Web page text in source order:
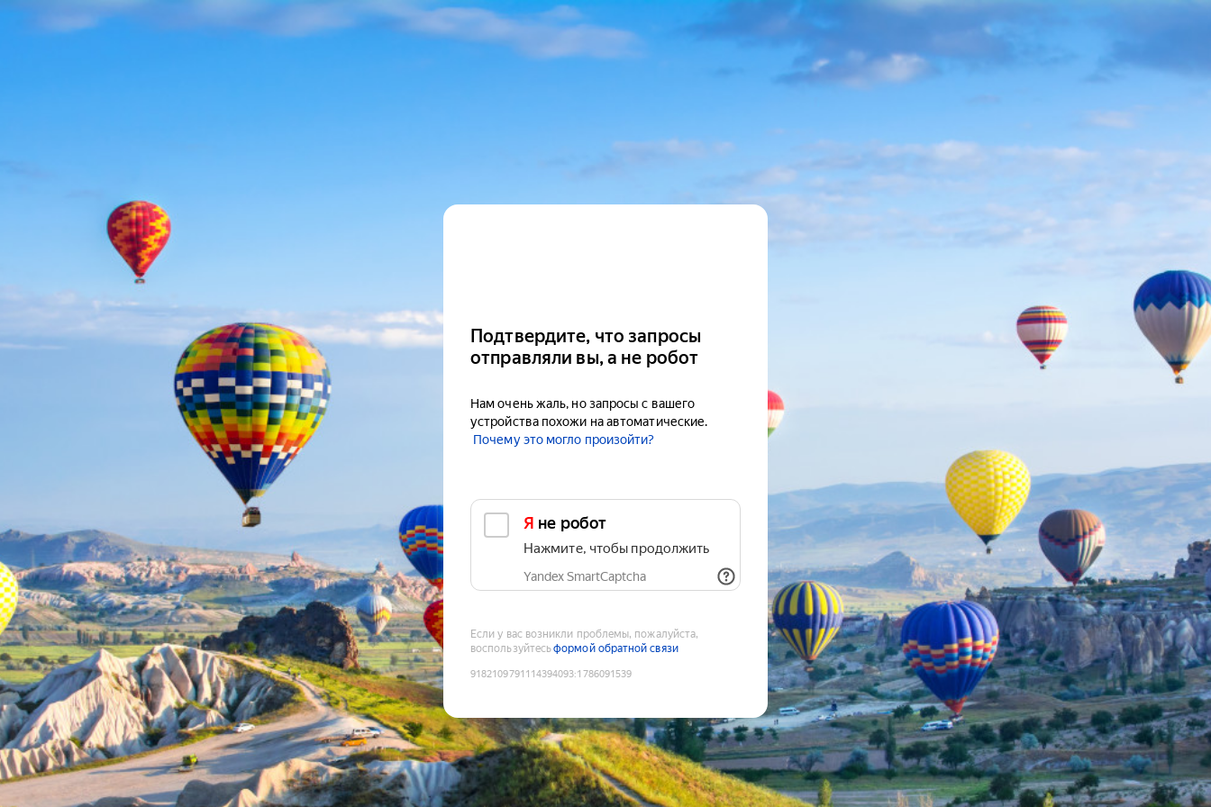
Подтвердите, что запросы
отправляли вы, а не робот
Нам очень жаль, но запросы с вашего
устройства похожи на автоматические.
Почему это могло произойти?
Я не робот
Нажмите, чтобы продолжить
Yandex SmartCaptcha
Если у вас возникли проблемы, пожалуйста,
воспользуйтесьформой обратной связи
9182109791114394093:1786091539